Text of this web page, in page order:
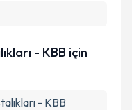
- KBB için
- KBB